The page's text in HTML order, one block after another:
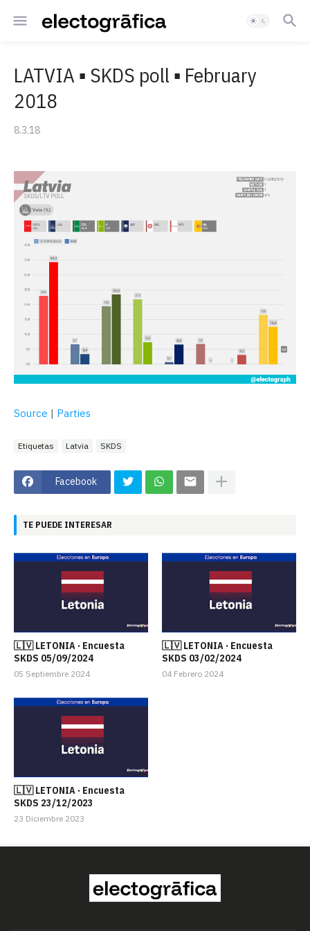
LATVIA ▪ SKDS poll ▪ February
2018
8.3.18
Source | Parties
Etiquetas Latvia SKDS
Facebook
TE PUEDE INTERESAR
🇱🇻 LETONIA · Encuesta
SKDS 05/09/2024
05 Septiembre 2024
🇱🇻 LETONIA · Encuesta
SKDS 03/02/2024
04 Febrero 2024
🇱🇻 LETONIA · Encuesta
SKDS 23/12/2023
23 Diciembre 2023